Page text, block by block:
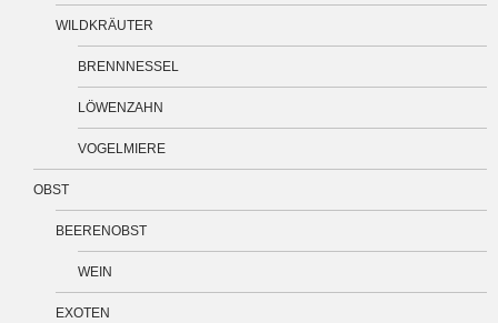
WILDKRÄUTER
BRENNNESSEL
LÖWENZAHN
VOGELMIERE
OBST
BEERENOBST
WEIN
EXOTEN